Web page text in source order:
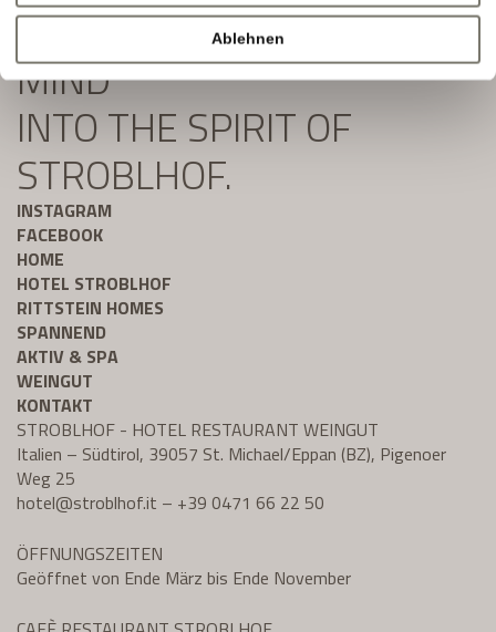
Ablehnen
SLIP YOUR BODY AND
MIND
INTO THE SPIRIT OF
STROBLHOF.
INSTAGRAM
FACEBOOK
HOME
HOTEL STROBLHOF
RITTSTEIN HOMES
SPANNEND
AKTIV & SPA
WEINGUT
KONTAKT
STROBLHOF - HOTEL RESTAURANT WEINGUT
Italien – Südtirol, 39057 St. Michael/Eppan (BZ), Pigenoer
Weg 25
hotel@stroblhof.it – +39 0471 66 22 50
ÖFFNUNGSZEITEN
Geöffnet von Ende März bis Ende November